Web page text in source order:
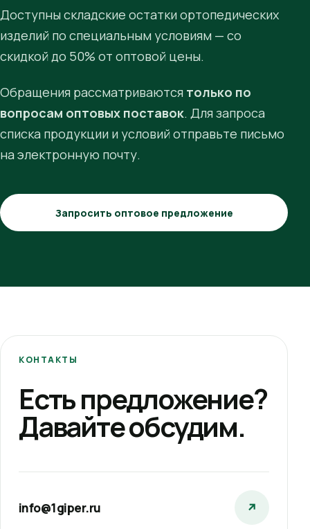
Доступны складские остатки ортопедических
изделий по специальным условиям — со
скидкой до 50% от оптовой цены.
Обращения рассматриваются только по
вопросам оптовых поставок. Для запроса
списка продукции и условий отправьте письмо
на электронную почту.
Запросить оптовое предложение
КОНТАКТЫ
Есть предложение?
Давайте обсудим.
info@1giper.ru ↗